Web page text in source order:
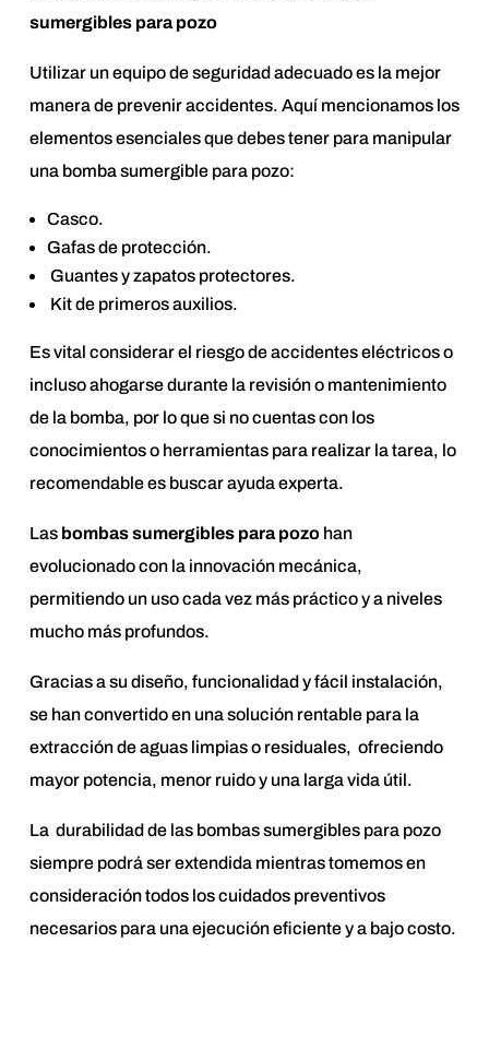
sumergibles para pozo
Utilizar un equipo de seguridad adecuado es la mejor
manera de prevenir accidentes. Aquí mencionamos los
elementos esenciales que debes tener para manipular
una bomba sumergible para pozo:
Casco.
Gafas de protección.
Guantes y zapatos protectores.
Kit de primeros auxilios.
Es vital considerar el riesgo de accidentes eléctricos o
incluso ahogarse durante la revisión o mantenimiento
de la bomba, por lo que si no cuentas con los
conocimientos o herramientas para realizar la tarea, lo
recomendable es buscar ayuda experta.
Las bombas sumergibles para pozohan
evolucionado con la innovación mecánica,
permitiendo un uso cada vez más práctico y a niveles
mucho más profundos.
Gracias a su diseño, funcionalidad y fácil instalación,
se han convertido en una solución rentable para la
extracción de aguas limpias o residuales, ofreciendo
mayor potencia, menor ruido y una larga vida útil.
La durabilidad de las bombas sumergibles para pozo
siempre podrá ser extendida mientras tomemos en
consideración todos los cuidados preventivos
necesarios para una ejecución eficiente y a bajo costo.